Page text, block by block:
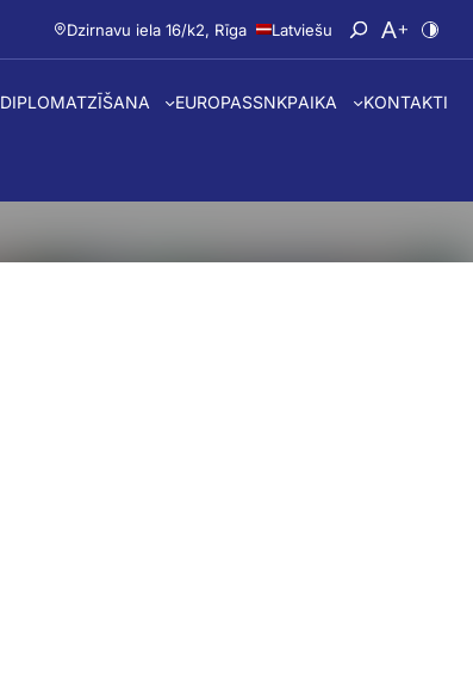
Dzirnavu iela 16/k2, Rīga Latviešu Atvērt
DIPLOMATZĪŠANA EUROPASSNKPAIKA KONTAKTI